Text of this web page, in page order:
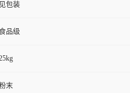
见包装
品级
末